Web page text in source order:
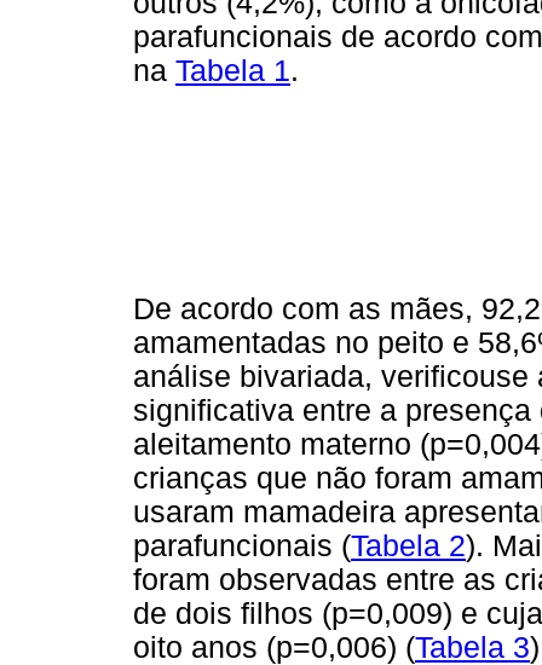
parafuncionais de acordo
na Tabela 1.
De acordo com as mães,
amamentadas no peito e
análise bivariada,
significativa entre a
aleitamento materno
crianças que não foram
usaram mamadeira
parafuncionais (Tabela 2).
foram observadas entre as
de dois filhos (p=0,009) e
oito anos (p=0,006) (Tabela 3